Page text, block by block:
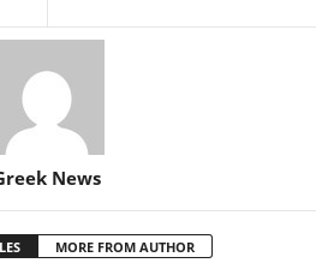
News
MORE FROM AUTHOR